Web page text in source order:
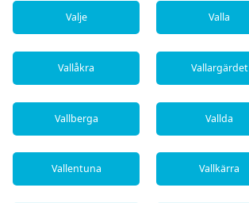
Valje Valla
Vallåkra Vallargärdet
Vallberga Vallda
Vallentuna Vallkärra